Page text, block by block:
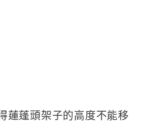
蓮蓬頭架子的高度不能移